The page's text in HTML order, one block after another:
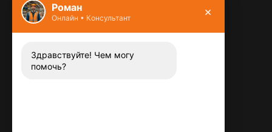
Контакты
Заказать звонок
Роман
Онлайн • Консультант ×
Здравствуйте! Чем могу
помочь?